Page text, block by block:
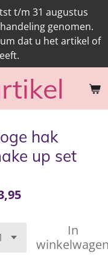
t/m 31 augustus
genomen.
dat u het artikel of
hak
up set
In